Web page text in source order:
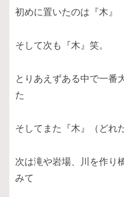
初めに置いたのは『木』
そして次も『木』笑。
とりあえずある中で一番
た
そしてまた『木』（どれ
次は滝や岩場、川を作り
みて